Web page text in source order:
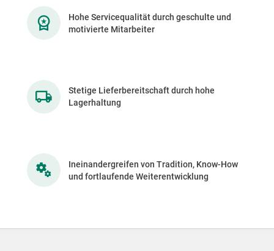
Hohe Servicequalität durch geschulte und
motivierte Mitarbeiter
Stetige Lieferbereitschaft durch hohe
Lagerhaltung
Ineinandergreifen von Tradition, Know-How
und fortlaufende Weiterentwicklung